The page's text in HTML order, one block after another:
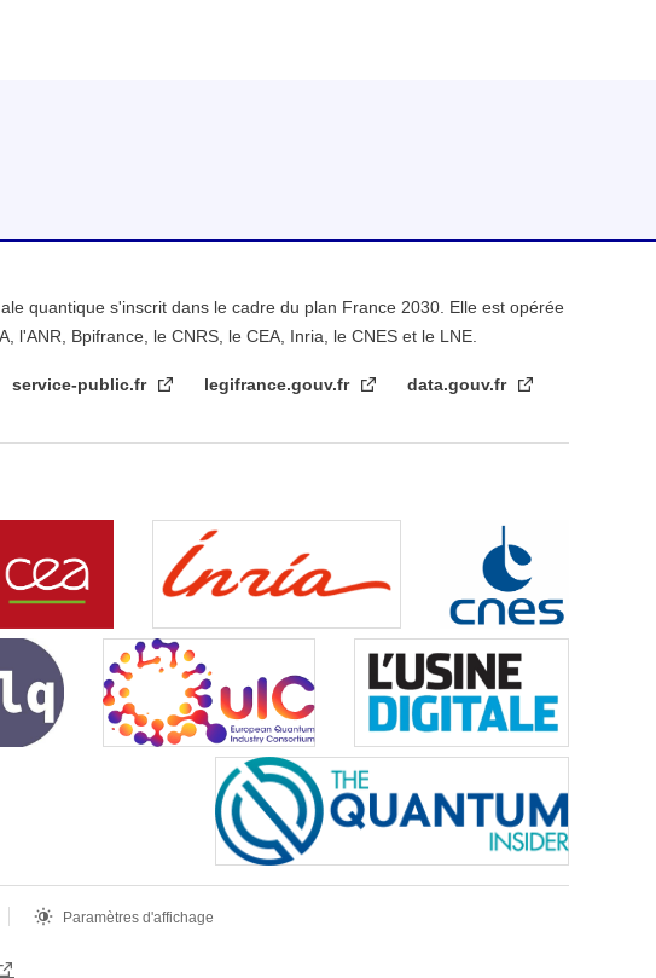
quantique s'inscrit dans le cadre du plan France 2030. Elle est opérée
l'ANR, Bpifrance, le CNRS, le CEA, Inria, le CNES et le LNE.
service-public.fr legifrance.gouv.fr data.gouv.fr
Paramètres d'affichage